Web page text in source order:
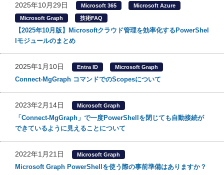
2025年10月29日 Microsoft 365 Microsoft Azure
Microsoft Graph 技術FAQ
【2025年10月版】Microsoftクラウド管理を効率化するPowerShel
lモジュールのまとめ
2025年1月10日 Entra ID Microsoft Graph
Connect-MgGraph コマンドでのScopesについて
2023年2月14日 Microsoft Graph
「Connect-MgGraph」で一度PowerShellを閉じても自動接続が
できているように見えることについて
2022年1月21日 Microsoft Graph
Microsoft Graph PowerShellを使う際の事前準備はありますか？